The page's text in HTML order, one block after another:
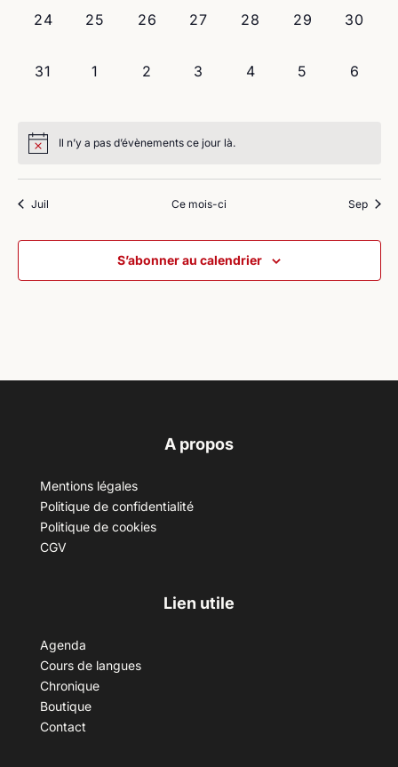
0
24
0
25
0
26
0
27
0
28
0
29
0
30
0
31
0
1
0
2
0
3
0
4
0
5
0
6
Il n’y a pas d’évènements ce jour là.
Juil Ce mois-ci Sep
S’abonner au calendrier
A propos
Mentions légales
Politique de confidentialité
Politique de cookies
CGV
Lien utile
Agenda
Cours de langues
Chronique
Boutique
Contact